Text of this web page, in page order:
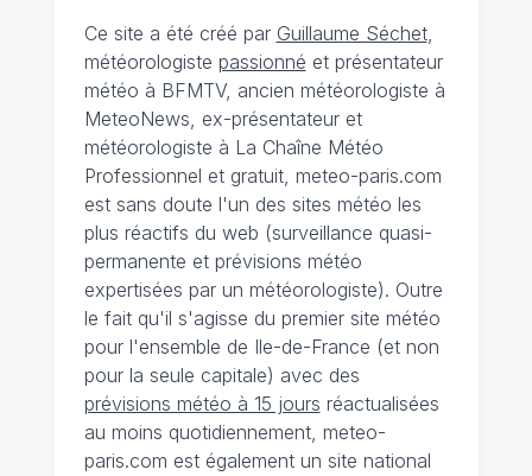
Ce site a été créé par Guillaume Séchet,
météorologiste passionné et présentateur
météo à BFMTV, ancien météorologiste à
MeteoNews, ex-présentateur et
météorologiste à La Chaîne Météo
Professionnel et gratuit, meteo-paris.com
est sans doute l'un des sites météo les
plus réactifs du web (surveillance quasi-
permanente et prévisions météo
expertisées par un météorologiste). Outre
le fait qu'il s'agisse du premier site météo
pour l'ensemble de Ile-de-France (et non
pour la seule capitale) avec des
prévisions météo à 15 jours réactualisées
au moins quotidiennement, meteo-
paris.com est également un site national